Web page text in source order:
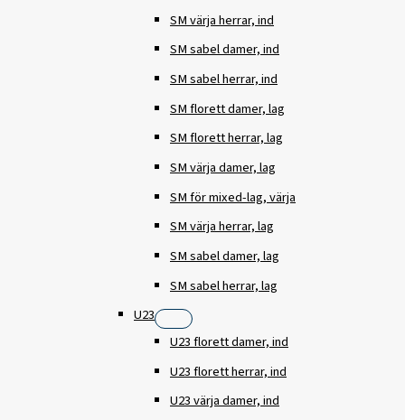
SM värja herrar, ind
SM sabel damer, ind
SM sabel herrar, ind
SM florett damer, lag
SM florett herrar, lag
SM värja damer, lag
SM för mixed-lag, värja
SM värja herrar, lag
SM sabel damer, lag
SM sabel herrar, lag
U23
U23 florett damer, ind
U23 florett herrar, ind
U23 värja damer, ind